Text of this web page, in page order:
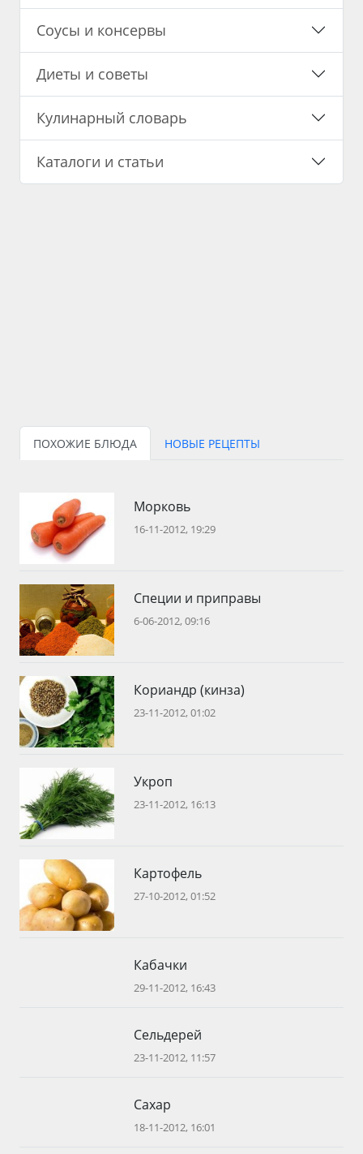
Соусы и консервы
Диеты и советы
Кулинарный словарь
Каталоги и статьи
ПОХОЖИЕ БЛЮДА НОВЫЕ РЕЦЕПТЫ
Морковь
16-11-2012, 19:29
Специи и приправы
6-06-2012, 09:16
Кориандр (кинза)
23-11-2012, 01:02
Укроп
23-11-2012, 16:13
Картофель
27-10-2012, 01:52
Кабачки
29-11-2012, 16:43
Сельдерей
23-11-2012, 11:57
Сахар
18-11-2012, 16:01